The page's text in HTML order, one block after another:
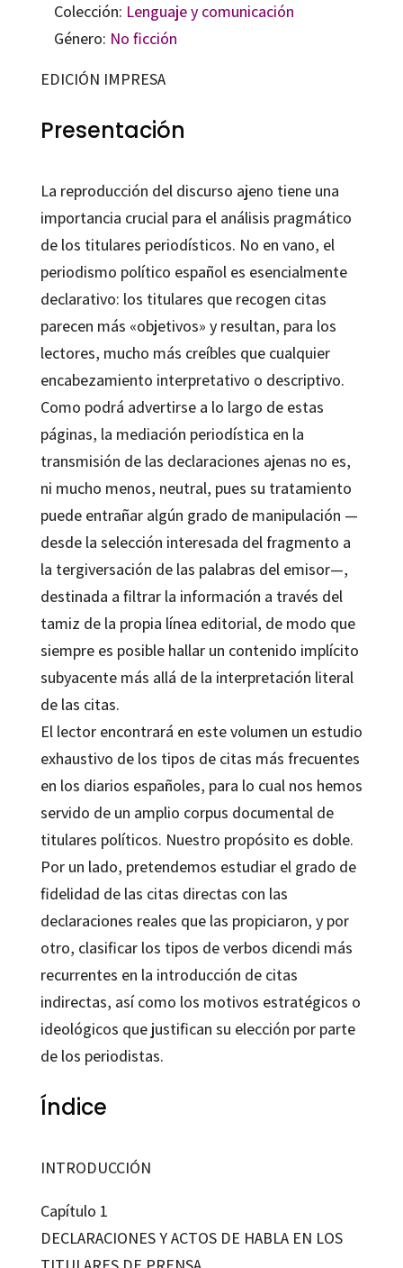
Colección: Lenguaje y comunicación
Género: No ficción
EDICIÓN IMPRESA
Presentación
La reproducción del discurso ajeno tiene una
importancia crucial para el análisis pragmático
de los titulares periodísticos. No en vano, el
periodismo político español es esencialmente
declarativo: los titulares que recogen citas
parecen más «objetivos» y resultan, para los
lectores, mucho más creíbles que cualquier
encabezamiento interpretativo o descriptivo.
Como podrá advertirse a lo largo de estas
páginas, la mediación periodística en la
transmisión de las declaraciones ajenas no es,
ni mucho menos, neutral, pues su tratamiento
puede entrañar algún grado de manipulación —
desde la selección interesada del fragmento a
la tergiversación de las palabras del emisor—,
destinada a filtrar la información a través del
tamiz de la propia línea editorial, de modo que
siempre es posible hallar un contenido implícito
subyacente más allá de la interpretación literal
de las citas.
El lector encontrará en este volumen un estudio
exhaustivo de los tipos de citas más frecuentes
en los diarios españoles, para lo cual nos hemos
servido de un amplio corpus documental de
titulares políticos. Nuestro propósito es doble.
Por un lado, pretendemos estudiar el grado de
fidelidad de las citas directas con las
declaraciones reales que las propiciaron, y por
otro, clasificar los tipos de verbos dicendi más
recurrentes en la introducción de citas
indirectas, así como los motivos estratégicos o
ideológicos que justifican su elección por parte
de los periodistas.
Índice
INTRODUCCIÓN
Capítulo 1
DECLARACIONES Y ACTOS DE HABLA EN LOS